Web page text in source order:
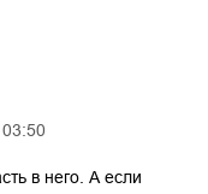
в него. А если